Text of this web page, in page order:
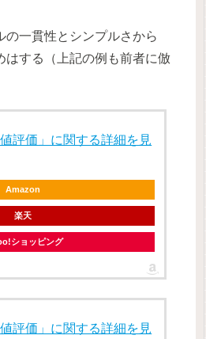
の一貫性とシンプルさから
はする（上記の例も前者に倣
評価」に関する詳細を見
Amazon
楽天
ショッピング
評価」に関する詳細を見